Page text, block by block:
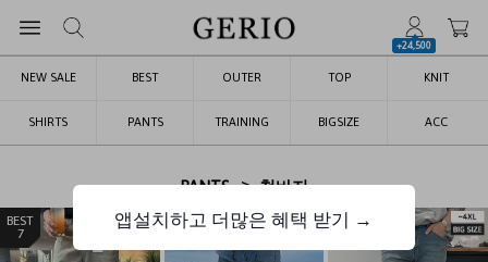
+24,500
NEW SALE BEST OUTER TOP KNIT
SHIRTS PANTS TRAINING BIGSIZE ACC
PANTS > 청바지
2
앱설치하고 더많은 혜택 받기 →